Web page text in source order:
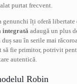
purtat frecvent.
genunchi îți oferă libertate
integrată adaugă un plus
sau în serile mai
să fie primitor, potrivit
autentică.
Robin